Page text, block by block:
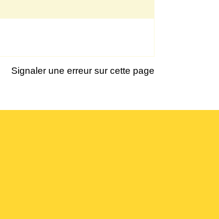
Signaler une erreur sur cette page